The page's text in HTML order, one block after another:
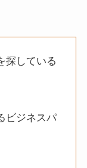
探している
ビジネスパ